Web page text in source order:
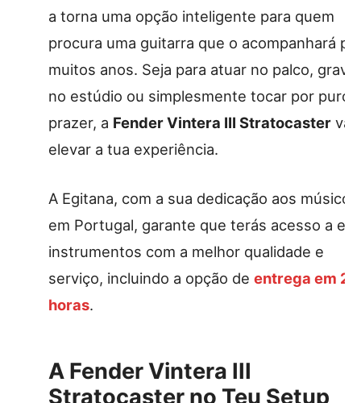
a torna uma opção inteligente para quem
procura uma guitarra que o acompanhará
muitos anos. Seja para atuar no palco, gravar
no estúdio ou simplesmente tocar por puro
prazer, a Fender Vintera III Stratocaster vai
elevar a tua experiência.
A Egitana, com a sua dedicação aos músicos
em Portugal, garante que terás acesso a
instrumentos com a melhor qualidade e
serviço, incluindo a opção de entrega em 24
horas.
A Fender Vintera III
Stratocaster no Teu Setup